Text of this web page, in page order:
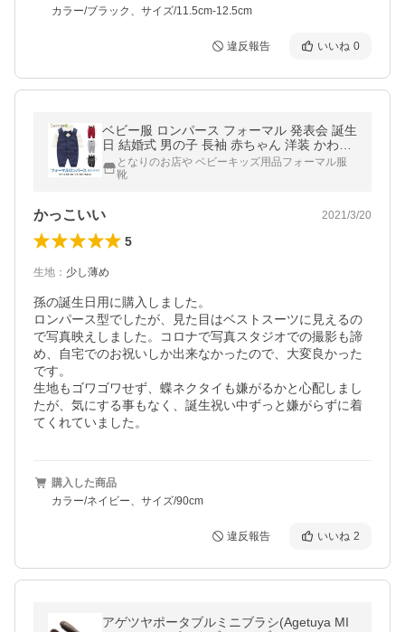
カラー/ブラック、サイズ/11.5cm-12.5cm
違反報告 いいね 0
ベビー服 ロンパース フォーマル 発表会 誕生
日 結婚式 男の子 長袖 赤ちゃん 洋装 かわい
い 蝶ネクタイ
となりのお店や ベビーキッズ用品フォーマル服
靴
かっこいい 2021/3/20
5
生地 ： 少し薄め
孫の誕生日用に購入しました。
ロンパース型でしたが、見た目はベストスーツに見えるの
で写真映えしました。コロナで写真スタジオでの撮影も諦
め、自宅でのお祝いしか出来なかったので、大変良かった
です。
生地もゴワゴワせず、蝶ネクタイも嫌がるかと心配しまし
たが、気にする事もなく、誕生祝い中ずっと嫌がらずに着
てくれていました。
購入した商品
カラー/ネイビー、サイズ/90cm
違反報告 いいね 2
アゲツヤポータブルミニブラシ(Agetuya MI